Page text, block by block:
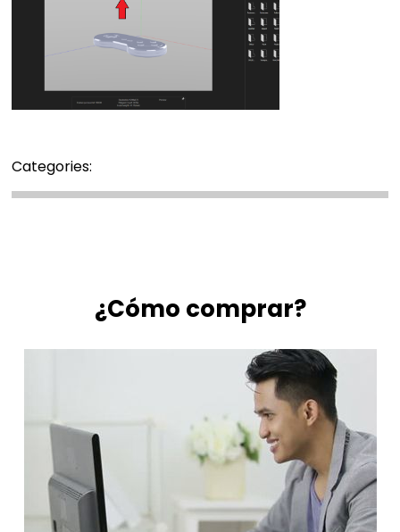
Categories:
¿Cómo comprar?